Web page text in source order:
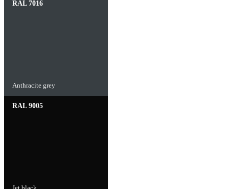
RAL 7016
Anthracite grey
RAL 9005